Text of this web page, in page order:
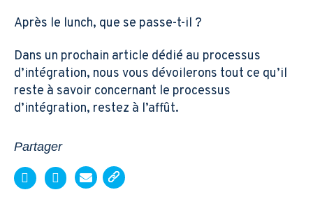
Après le lunch, que se passe-t-il ?
Dans un prochain article dédié au processus
d’intégration, nous vous dévoilerons tout ce qu’il
reste à savoir concernant le processus
d’intégration, restez à l’affût.
Partager